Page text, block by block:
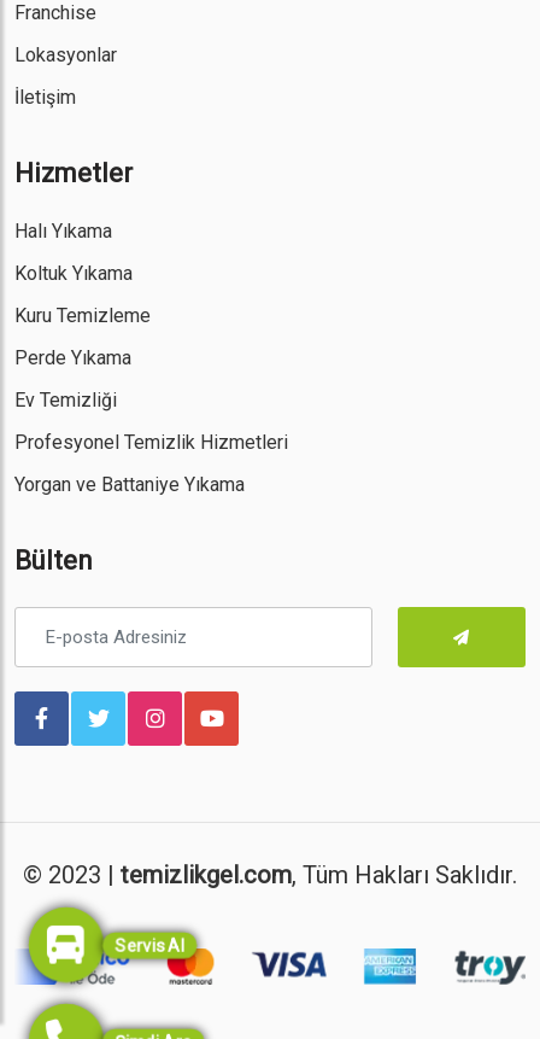
Franchise
Lokasyonlar
İletişim
Hizmetler
Halı Yıkama
Koltuk Yıkama
Kuru Temizleme
Perde Yıkama
Ev Temizliği
Profesyonel Temizlik Hizmetleri
Yorgan ve Battaniye Yıkama
Bülten
© 2023 | temizlikgel.com, Tüm Hakları Saklıdır.
Servis Al